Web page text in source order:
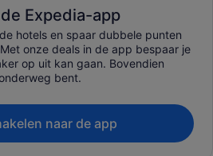
Expedia-app
hotels en spaar dubbele punten
onze deals in de app bespaar je
op uit kan gaan. Bovendien
bent.
naar de app